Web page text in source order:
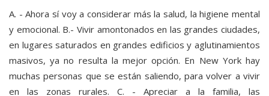
A. - Ahora sí voy a considerar más la salud, la higiene mental
y emocional. B.- Vivir amontonados en las grandes ciudades,
en lugares saturados en grandes edificios y aglutinamientos
masivos, ya no resulta la mejor opción. En New York hay
muchas personas que se están saliendo, para volver a vivir
en las zonas rurales. C. - Apreciar a la familia, las